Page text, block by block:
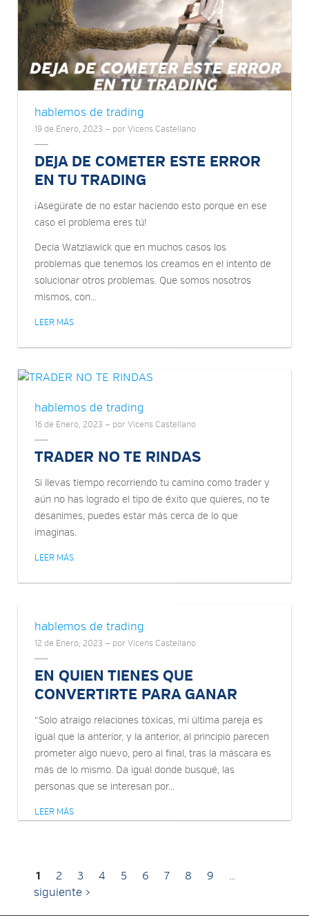
hablemos de trading
19 de Enero, 2023 — por Vicens Castellano
DEJA DE COMETER ESTE ERROR
EN TU TRADING
¡Asegúrate de no estar haciendo esto porque en ese
caso el problema eres tú!
Decía Watzlawick que en muchos casos los
problemas que tenemos los creamos en el intento de
solucionar otros problemas. Que somos nosotros
mismos, con...
LEER MÁS
hablemos de trading
16 de Enero, 2023 — por Vicens Castellano
TRADER NO TE RINDAS
Si llevas tiempo recorriendo tu camino como trader y
aún no has logrado el tipo de éxito que quieres, no te
desanimes, puedes estar más cerca de lo que
imaginas.
LEER MÁS
hablemos de trading
12 de Enero, 2023 — por Vicens Castellano
EN QUIEN TIENES QUE
CONVERTIRTE PARA GANAR
“Solo atraigo relaciones tóxicas, mi última pareja es
igual que la anterior, y la anterior, al principio parecen
prometer algo nuevo, pero al final, tras la máscara es
más de lo mismo. Da igual donde busqué, las
personas que se interesan por...
LEER MÁS
1 2 3 4 5 6 7 8 9
…
siguiente ›